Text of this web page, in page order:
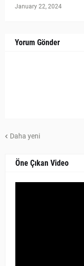
January 22, 2024
Yorum Gönder
Daha yeni
Öne Çıkan Video